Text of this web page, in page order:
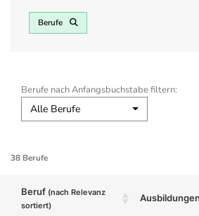
Berufe
Berufe nach Anfangsbuchstabe filtern:
Alle Berufe
38 Berufe
Beruf (nach Relevanz
sortiert)
Ausbildungen